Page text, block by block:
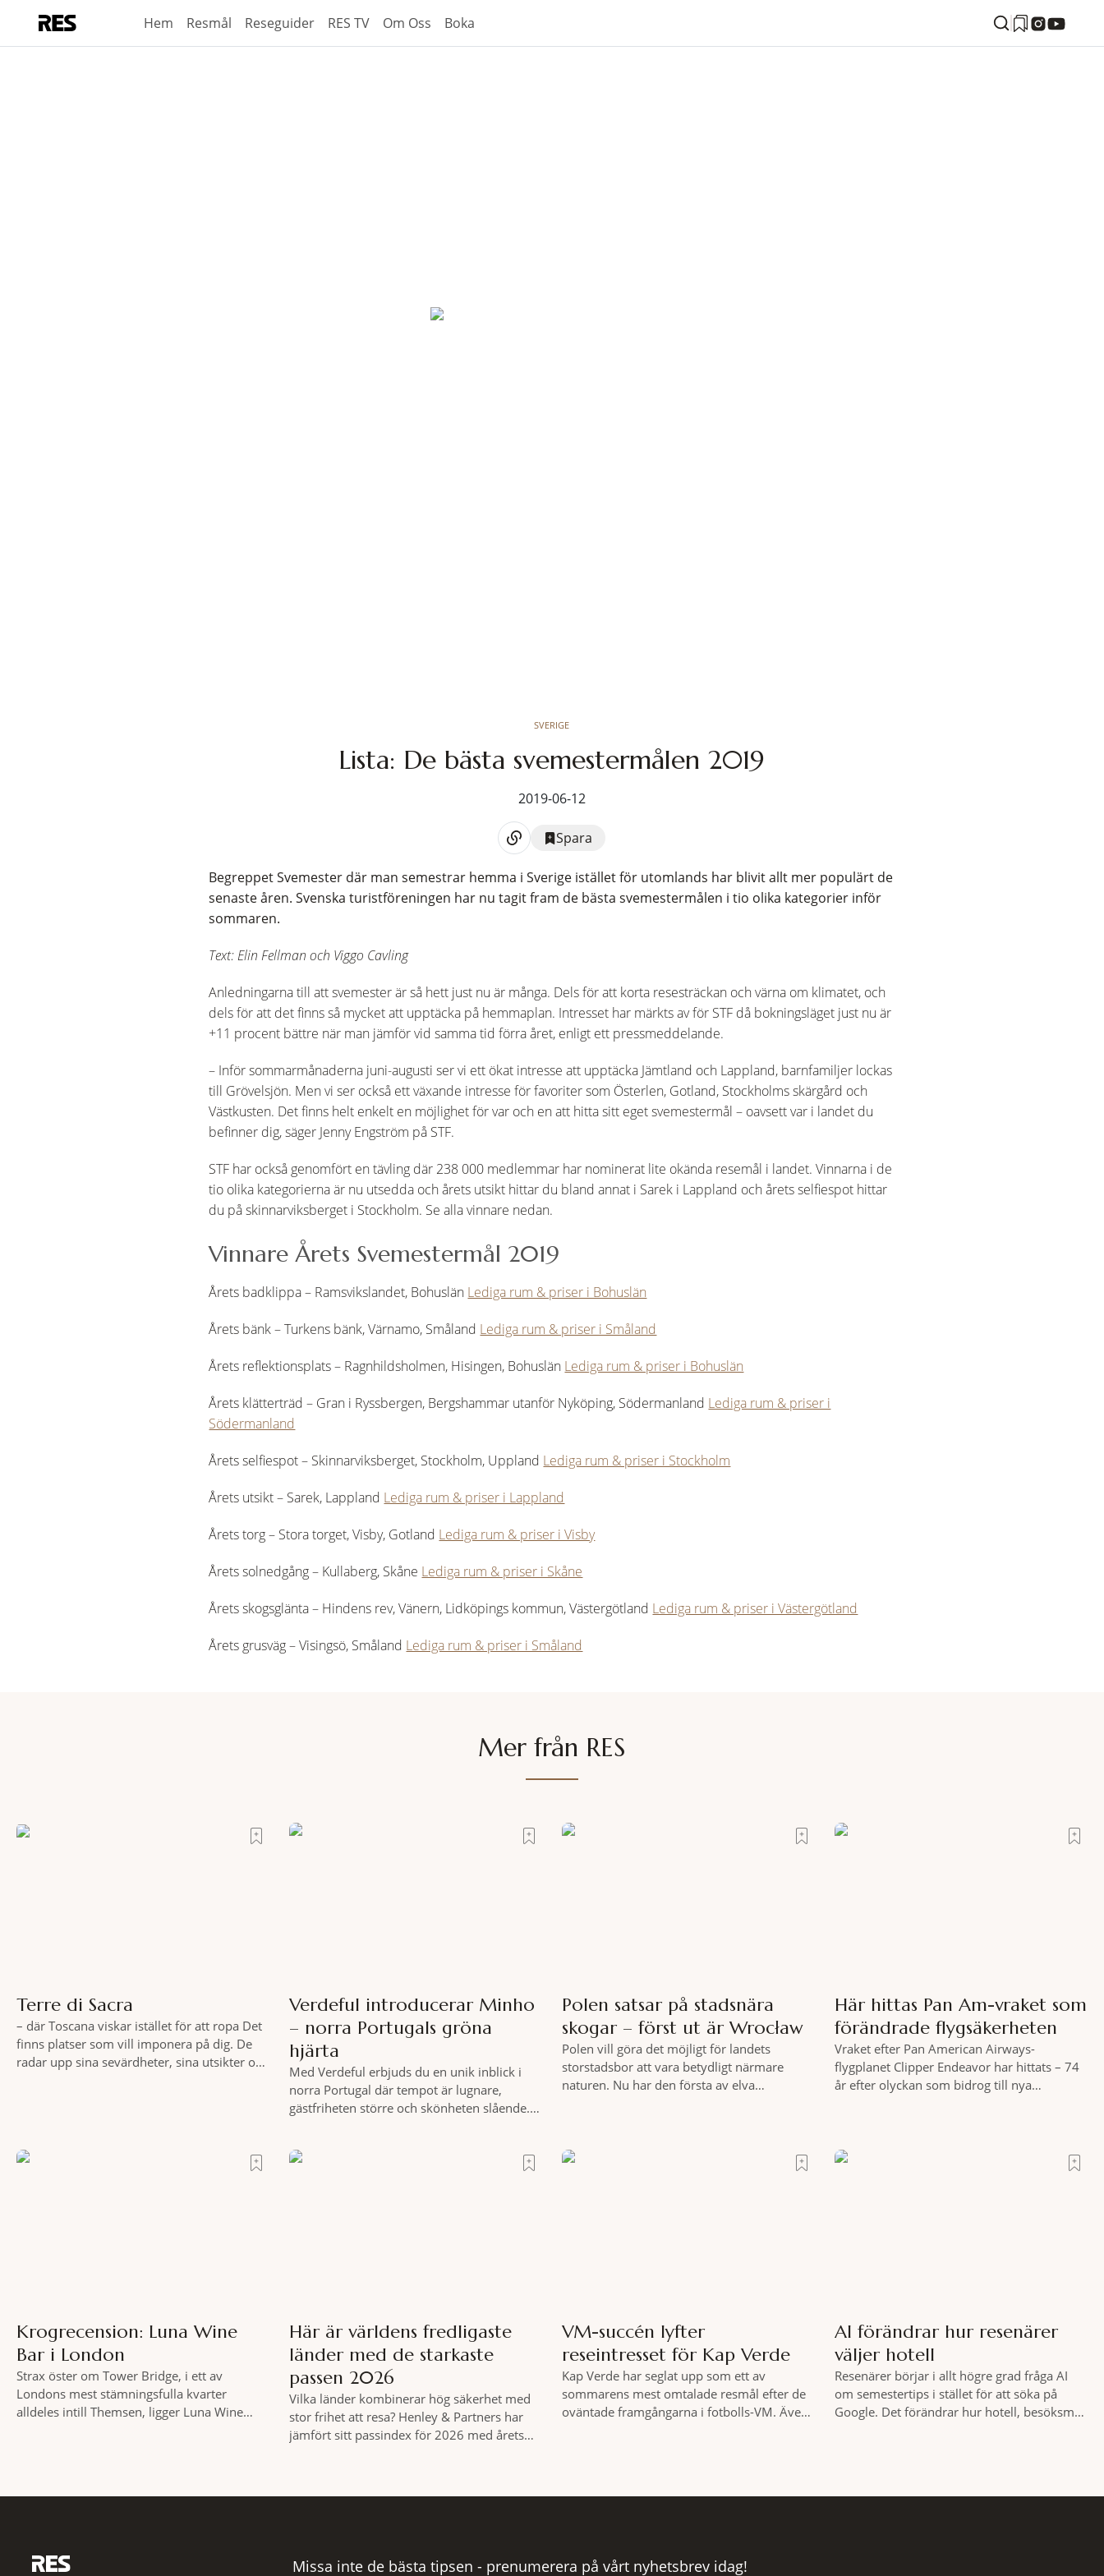
Hem Resmål Reseguider RES TV Om Oss Boka
SVERIGE
Lista: De bästa svemestermålen 2019
2019-06-12
Spara
Begreppet Svemester där man semestrar hemma i Sverige istället för utomlands har blivit allt mer populärt de
senaste åren. Svenska turistföreningen har nu tagit fram de bästa svemestermålen i tio olika kategorier inför
sommaren.
Text: Elin Fellman och Viggo Cavling
Anledningarna till att svemester är så hett just nu är många. Dels för att korta resesträckan och värna om klimatet, och
dels för att det finns så mycket att upptäcka på hemmaplan. Intresset har märkts av för STF då bokningsläget just nu är
+11 procent bättre när man jämför vid samma tid förra året, enligt ett pressmeddelande.
– Inför sommarmånaderna juni-augusti ser vi ett ökat intresse att upptäcka Jämtland och Lappland, barnfamiljer lockas
till Grövelsjön. Men vi ser också ett växande intresse för favoriter som Österlen, Gotland, Stockholms skärgård och
Västkusten. Det finns helt enkelt en möjlighet för var och en att hitta sitt eget svemestermål – oavsett var i landet du
befinner dig, säger Jenny Engström på STF.
STF har också genomfört en tävling där 238 000 medlemmar har nominerat lite okända resemål i landet. Vinnarna i de
tio olika kategorierna är nu utsedda och årets utsikt hittar du bland annat i Sarek i Lappland och årets selfiespot hittar
du på skinnarviksberget i Stockholm. Se alla vinnare nedan.
Vinnare Årets Svemestermål 2019
Årets badklippa – Ramsvikslandet, Bohuslän Lediga rum & priser i Bohuslän
Årets bänk – Turkens bänk, Värnamo, Småland Lediga rum & priser i Småland
Årets reflektionsplats – Ragnhildsholmen, Hisingen, Bohuslän Lediga rum & priser i Bohuslän
Årets klätterträd – Gran i Ryssbergen, Bergshammar utanför Nyköping, Södermanland Lediga rum & priser i
Södermanland
Årets selfiespot – Skinnarviksberget, Stockholm, Uppland Lediga rum & priser i Stockholm
Årets utsikt – Sarek, Lappland Lediga rum & priser i Lappland
Årets torg – Stora torget, Visby, Gotland Lediga rum & priser i Visby
Årets solnedgång – Kullaberg, Skåne Lediga rum & priser i Skåne
Årets skogsglänta – Hindens rev, Vänern, Lidköpings kommun, Västergötland Lediga rum & priser i Västergötland
Årets grusväg – Visingsö, Småland Lediga rum & priser i Småland
Mer från RES
Terre di Sacra
– där Toscana viskar istället för att ropa Det
finns platser som vill imponera på dig. De
radar upp sina sevärdheter, sina utsikter och
Verdeful introducerar Minho
– norra Portugals gröna
hjärta
Med Verdeful erbjuds du en unik inblick i
norra Portugal där tempot är lugnare,
gästfriheten större och skönheten slående.
bakgrund, upplever du regionen på bästa
Polen satsar på stadsnära
skogar – först ut är Wrocław
Polen vill göra det möjligt för landets
storstadsbor att vara betydligt närmare
naturen. Nu har den första av elva
vidsträckta, skyddade skogsområden i direkt
anslutning till urbana miljöer. Tanken är att
Här hittas Pan Am-vraket som
förändrade flygsäkerheten
Vraket efter Pan American Airways-
flygplanet Clipper Endeavor har hittats – 74
år efter olyckan som bidrog till nya
under Atlantens yta, drygt 74 år efter
olyckan utanför Puerto Rico. BBC skriver att
Krogrecension: Luna Wine
Bar i London
Strax öster om Tower Bridge, i ett av
Londons mest stämningsfulla kvarter
alldeles intill Themsen, ligger Luna Wine
Här är världens fredligaste
länder med de starkaste
passen 2026
Vilka länder kombinerar hög säkerhet med
stor frihet att resa? Henley & Partners har
jämfört sitt passindex för 2026 med årets
VM-succén lyfter
reseintresset för Kap Verde
Kap Verde har seglat upp som ett av
sommarens mest omtalade resmål efter de
oväntade framgångarna i fotbolls-VM. Även
AI förändrar hur resenärer
väljer hotell
Resenärer börjar i allt högre grad fråga AI
om semestertips i stället för att söka på
Google. Det förändrar hur hotell, besöksmål
Missa inte de bästa tipsen - prenumerera på vårt nyhetsbrev idag!